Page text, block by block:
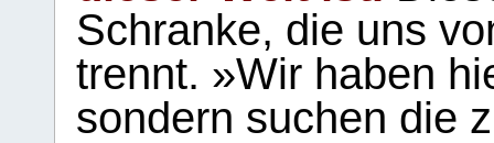
Schranke, die uns
trennt. »Wir haben
sondern suchen die